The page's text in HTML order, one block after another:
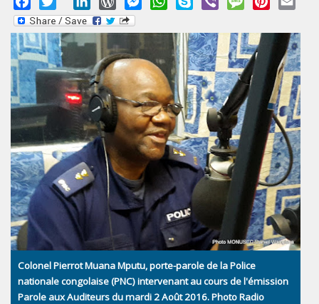
Colonel Pierrot Muana Mputu, porte-parole de la Police
nationale congolaise (PNC) intervenant au cours de l'émission
Parole aux Auditeurs du mardi 2 Août 2016. Photo Radio